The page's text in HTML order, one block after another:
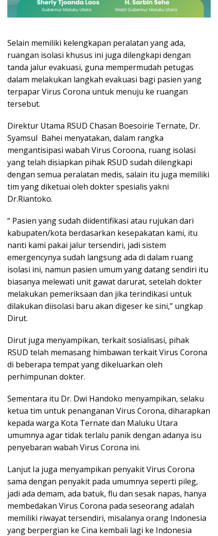
Selain memiliki kelengkapan peralatan yang ada,
ruangan isolasi khusus ini juga dilengkapi dengan
tanda jalur evakuasi, guna mempermudah petugas
dalam melakukan langkah evakuasi bagi pasien yang
terpapar Virus Corona untuk menuju ke ruangan
tersebut.
Direktur Utama RSUD Chasan Boesoirie Ternate, Dr.
Syamsul Bahei menyatakan, dalam rangka
mengantisipasi wabah Virus Coroona, ruang isolasi
yang telah disiapkan pihak RSUD sudah dilengkapi
dengan semua peralatan medis, salain itu juga memiliki
tim yang diketuai oleh dokter spesialis yakni
Dr.Riantoko.
“ Pasien yang sudah diidentifikasi atau rujukan dari
kabupaten/kota berdasarkan kesepakatan kami, itu
nanti kami pakai jalur tersendiri, jadi sistem
emergencynya sudah langsung ada di dalam ruang
isolasi ini, namun pasien umum yang datang sendiri itu
biasanya melewati unit gawat darurat, setelah dokter
melakukan pemeriksaan dan jika terindikasi untuk
dilakukan diisolasi baru akan digeser ke sini,” ungkap
Dirut.
Dirut juga menyampikan, terkait sosialisasi, pihak
RSUD telah memasang himbawan terkait Virus Corona
di beberapa tempat yang dikeluarkan oleh
perhimpunan dokter.
Sementara itu Dr. Dwi Handoko menyampikan, selaku
ketua tim untuk penanganan Virus Corona, diharapkan
kepada warga Kota Ternate dan Maluku Utara
umumnya agar tidak terlalu panik dengan adanya isu
penyebaran wabah Virus Corona ini.
Lanjut Ia juga menyampikan penyakit Virus Corona
sama dengan penyakit pada umumnya seperti pileg,
jadi ada demam, ada batuk, flu dan sesak napas, hanya
membedakan Virus Corona pada seseorang adalah
memiliki riwayat tersendiri, misalanya orang Indonesia
yang berpergian ke Cina kembali lagi ke Indonesia